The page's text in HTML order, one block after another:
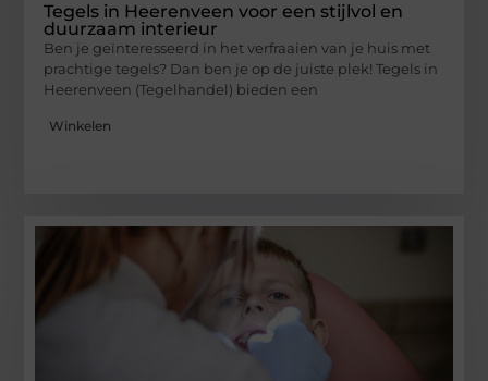
Tegels in Heerenveen voor een stijlvol en
duurzaam interieur
Ben je geïnteresseerd in het verfraaien van je huis met
prachtige tegels? Dan ben je op de juiste plek! Tegels in
Heerenveen (Tegelhandel) bieden een
Winkelen